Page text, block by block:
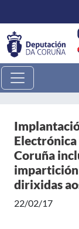
Coruña
dirixidas
22/02/17